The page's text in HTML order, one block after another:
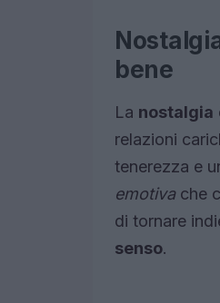
bene
La nostalgia
relazioni
tenerezza e
emotivache
di tornare
senso.